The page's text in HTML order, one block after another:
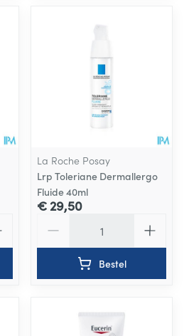
La Roche Posay
Lrp Toleriane Dermallergo
Fluide 40ml
€ 29,50
Bestel